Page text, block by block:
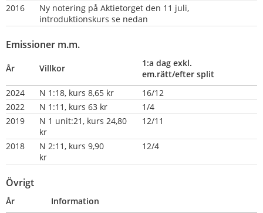
2016
Ny notering på Aktietorget den 11 juli,
introduktionskurs se nedan
Emissioner m.m.
År Villkor
1:a dag exkl.
em.rätt/efter split
2024
N 1:18, kurs 8,65 kr
16/12
2022
N 1:11, kurs 63 kr
1/4
2019
N 1 unit:21, kurs 24,80
kr
12/11
2018
N 2:11, kurs 9,90
kr
12/4
Övrigt
År
Information